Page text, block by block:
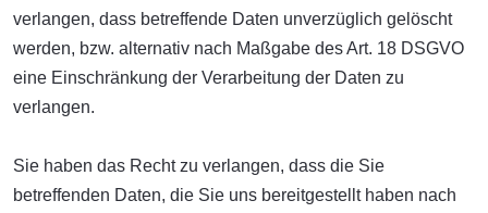
verlangen, dass betreffende Daten unverzüglich gelöscht
werden, bzw. alternativ nach Maßgabe des Art. 18 DSGVO
eine Einschränkung der Verarbeitung der Daten zu
verlangen.
Sie haben das Recht zu verlangen, dass die Sie
betreffenden Daten, die Sie uns bereitgestellt haben nach